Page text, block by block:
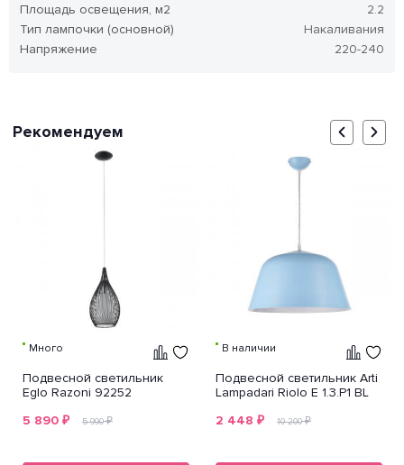
Площадь освещения, м2
2.2
Тип лампочки (основной)
Накаливания
Напряжение
220-240
Рекомендуем
Много
Подвесной светильник
Eglo Razoni 92252
5 890 ₽ 5 990₽
В наличии
Подвесной светильник Arti
Lampadari Riolo E 1.3.P1 BL
2 448 ₽ 10 200₽